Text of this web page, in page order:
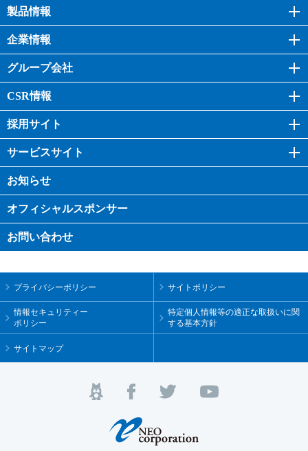
製品情報
企業情報
グループ会社
CSR情報
採用サイト
サービスサイト
お知らせ
オフィシャルスポンサー
お問い合わせ
プライバシーポリシー サイトポリシー
情報セキュリティー
ポリシー
特定個人情報等の適正な取扱いに関
する基本方針
サイトマップ